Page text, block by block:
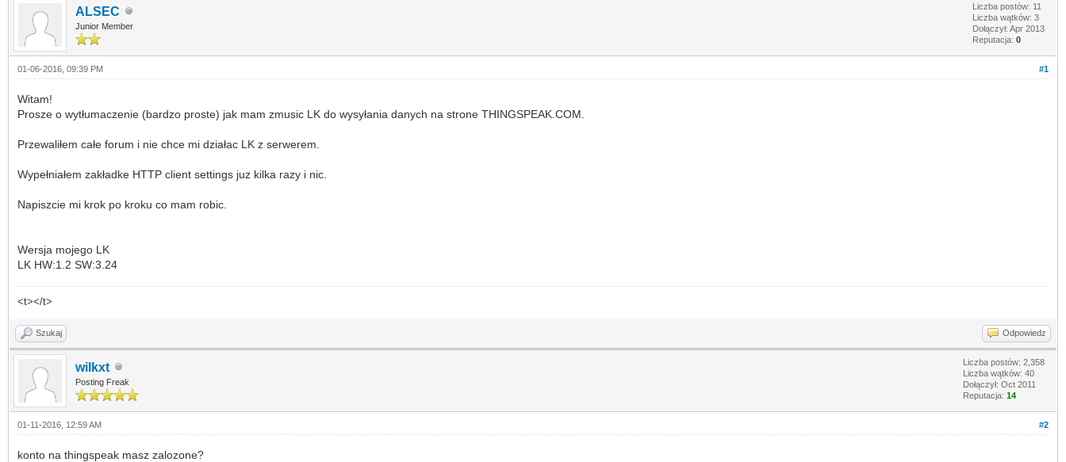
ALSEC
Junior Member
Liczba postów: 11
Liczba wątków: 3
Dołączył: Apr 2013
Reputacja: 0
#1
01-06-2016, 09:39 PM
Witam!
Prosze o wytłumaczenie (bardzo proste) jak mam zmusic LK do wysyłania danych na strone THINGSPEAK.COM.
Przewaliłem całe forum i nie chce mi działac LK z serwerem.
Wypełniałem zakładke HTTP client settings juz kilka razy i nic.
Napiszcie mi krok po kroku co mam robic.
Wersja mojego LK
LK HW:1.2 SW:3.24
<t></t>
Szukaj Odpowiedz
wilkxt
Posting Freak
Liczba postów: 2,358
Liczba wątków: 40
Dołączył: Oct 2011
Reputacja: 14
#2
01-11-2016, 12:59 AM
konto na thingspeak masz zalozone?